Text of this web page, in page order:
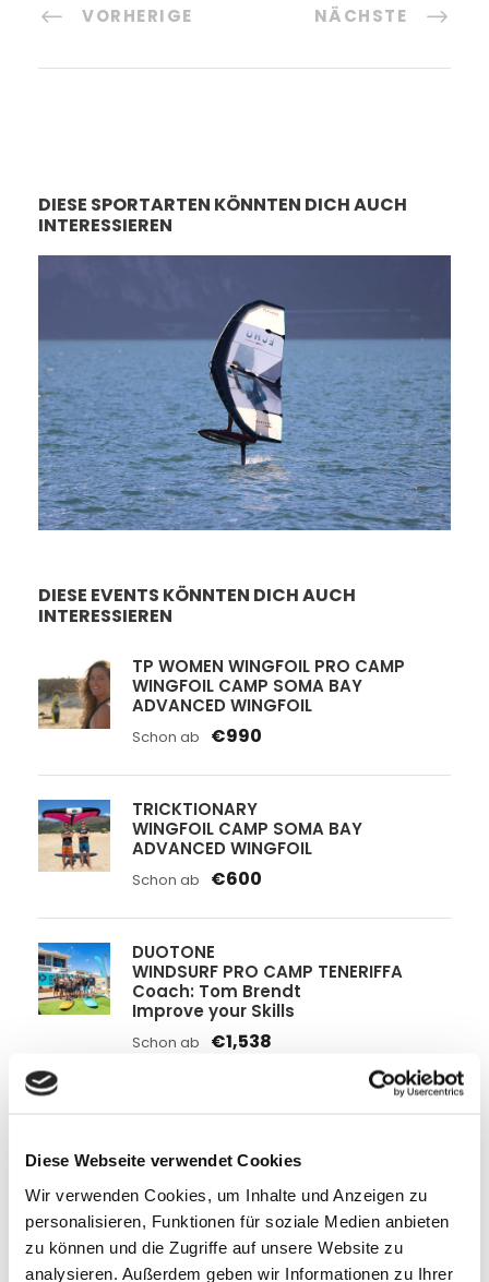
Diese Webseite verwendet Cookies
Wir verwenden Cookies, um Inhalte und Anzeigen zu
personalisieren, Funktionen für soziale Medien anbieten
zu können und die Zugriffe auf unsere Website zu
analysieren. Außerdem geben wir Informationen zu Ihrer
VORHERIGE NÄCHSTE
DIESE SPORTARTEN KÖNNTEN DICH AUCH
INTERESSIEREN
Faszination Foil Wing
Faszination Kitefoil
Faszination Windsurfen
DIESE EVENTS KÖNNTEN DICH AUCH
INTERESSIEREN
TP WOMEN WINGFOIL PRO CAMP
WINGFOIL CAMP SOMA BAY
ADVANCED WINGFOIL
Schon ab €990
TRICKTIONARY
WINGFOIL CAMP SOMA BAY
ADVANCED WINGFOIL
Schon ab €600
DUOTONE
WINDSURF PRO CAMP TENERIFFA
Coach: Tom Brendt
Improve your Skills
Schon ab €1,538
Coach: Tom Brendt
Wave Camp
Schon ab €1,190